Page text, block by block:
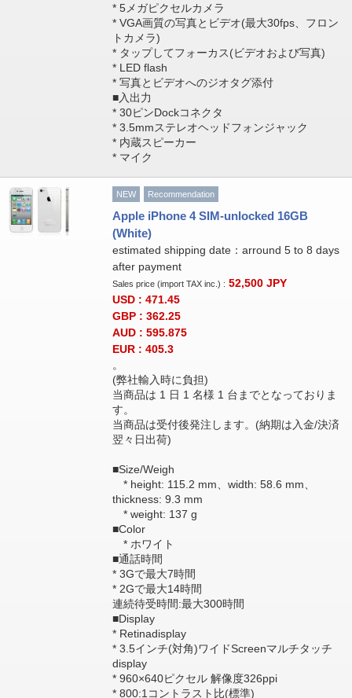
* 5メガピクセルカメラ
* VGA画質の写真とビデオ(最大30fps、フロン
トカメラ)
* タップしてフォーカス(ビデオおよび写真)
* LED flash
* 写真とビデオへのジオタグ添付
■入出力
* 30ピンDockコネクタ
* 3.5mmステレオヘッドフォンジャック
* 内蔵スピーカー
* マイク
NEW Recommendation
Apple iPhone 4 SIM-unlocked 16GB
(White)
estimated shipping date：arround 5 to 8 days
after payment
Sales price (import TAX inc.) : 52,500 JPY
USD : 471.45
GBP : 362.25
AUD : 595.875
EUR : 405.3
。
(弊社輸入時に負担)
当商品は 1 日 1 名様 1 台までとなっておりま
す。
当商品は受付後発注します。(納期は入金/決済
翌々日出荷)
■Size/Weigh
* height: 115.2 mm、width: 58.6 mm、
thickness: 9.3 mm
* weight: 137 g
■Color
* ホワイト
■通話時間
* 3Gで最大7時間
* 2Gで最大14時間
連続待受時間:最大300時間
■Display
* Retinadisplay
* 3.5インチ(対角)ワイドScreenマルチタッチ
display
* 960×640ピクセル 解像度326ppi
* 800:1コントラスト比(標準)